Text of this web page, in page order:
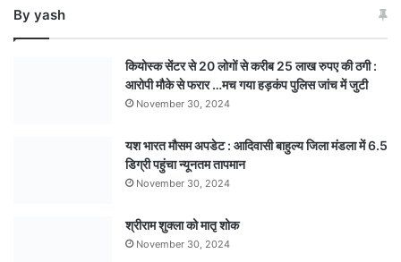
भवन
By yash
कियोस्क सेंटर से 20 लोगों से करीब 25 लाख रुपए की ठगी :
आरोपी मौके से फरार …मच गया हड़कंप पुलिस जांच में जुटी
November 30, 2024
यश भारत मौसम अपडेट : आदिवासी बाहुल्य जिला मंडला में 6.5
डिग्री पहुंचा न्यूनतम तापमान
November 30, 2024
श्रीराम शुक्ला को मातृ शोक
November 30, 2024